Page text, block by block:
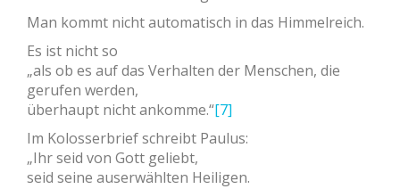
Man kommt nicht automatisch in das Himmelreich.
Es ist nicht so
„als ob es auf das Verhalten der Menschen, die
gerufen werden,
überhaupt nicht ankomme.“[7]
Im Kolosserbrief schreibt Paulus:
„Ihr seid von Gott geliebt,
seid seine auserwählten Heiligen.